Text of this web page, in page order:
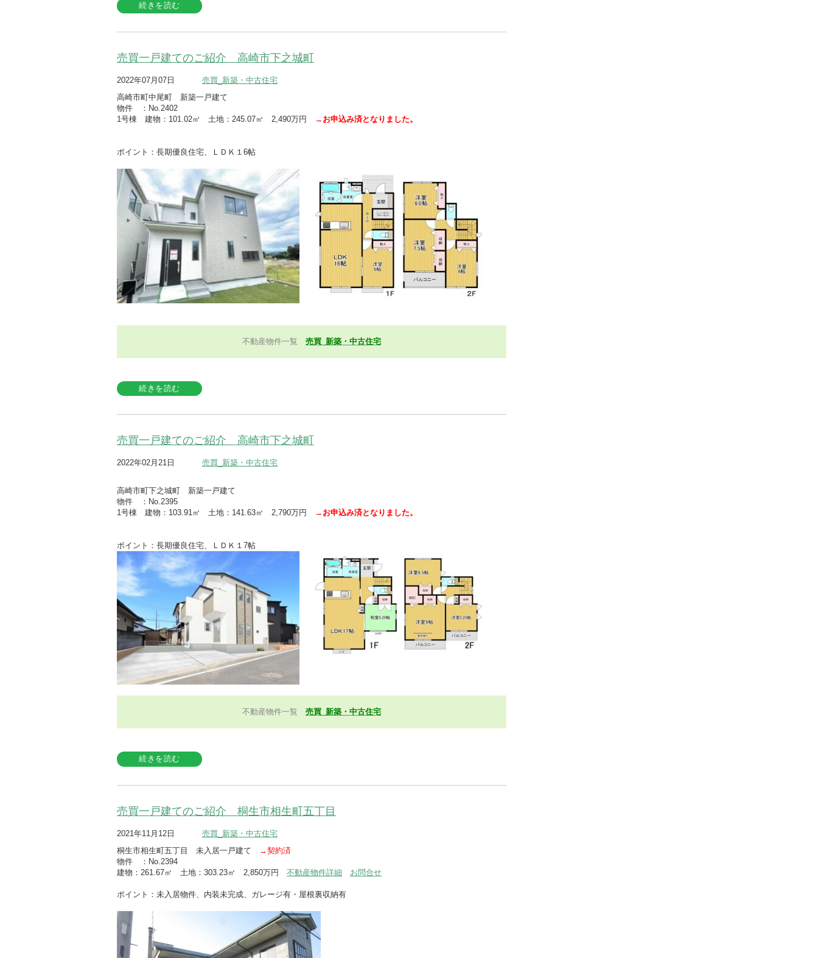
続きを読む
売買一戸建てのご紹介 高崎市下之城町
2022年07月07日
売買_新築・中古住宅
高崎市町中尾町 新築一戸建て
物件 ：No.2402
1号棟 建物：101.02㎡ 土地：245.07㎡ 2,490万円
→お申込み済となりました。
ポイント：長期優良住宅、ＬＤＫ１6帖
不動産物件一覧 売買_新築・中古住宅
続きを読む
売買一戸建てのご紹介 高崎市下之城町
2022年02月21日 売買_新築・中古住宅
高崎市町下之城町 新築一戸建て
物件 ：No.2395
1号棟 建物：103.91㎡ 土地：141.63㎡ 2,790万円
→お申込み済となりました。
ポイント：長期優良住宅、ＬＤＫ１7帖
不動産物件一覧 売買_新築・中古住宅
続きを読む
売買一戸建てのご紹介 桐生市相生町五丁目
2021年11月12日
売買_新築・中古住宅
桐生市相生町五丁目 未入居一戸建て
→契約済
物件 ：No.2394
建物：261.67㎡ 土地：303.23㎡ 2,850万円 不動産物件詳細 お問合せ
ポイント：未入居物件、内装未完成、ガレージ有・屋根裏収納有